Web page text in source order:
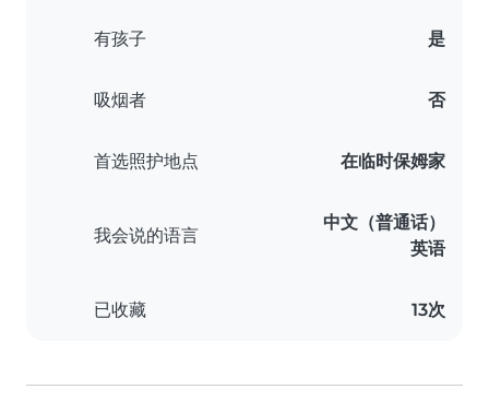
有孩子 是
吸烟者 否
首选照护地点 在临时保姆家
我会说的语言
中文（普通话）
英语
已收藏 13次